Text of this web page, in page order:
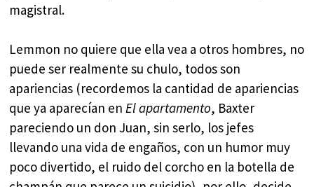
magistral.
Lemmon no quiere que ella vea a otros hombres, no
puede ser realmente su chulo, todos son
apariencias (recordemos la cantidad de apariencias
que ya aparecían enEl apartamento, Baxter
pareciendo un don Juan, sin serlo, los jefes
llevando una vida de engaños, con un humor muy
poco divertido, el ruido del corcho en la botella de